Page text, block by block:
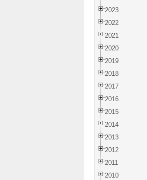
2023
2022
2021
2020
2019
2018
2017
2016
2015
2014
2013
2012
2011
2010